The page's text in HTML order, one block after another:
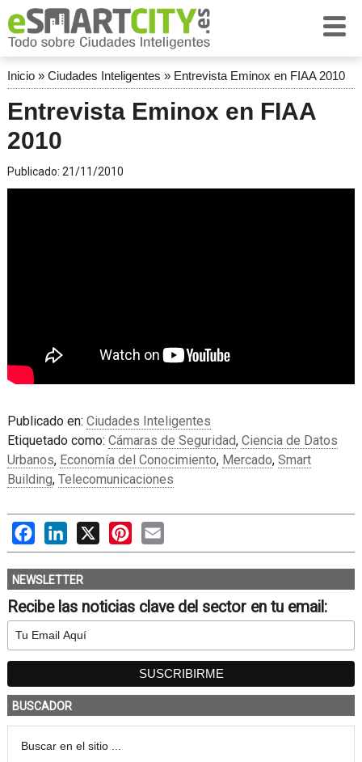
Inicio» Ciudades Inteligentes » Entrevista Eminox en FIAA 2010
Entrevista Eminox en FIAA
2010
Publicado: 21/11/2010
Publicado en: Ciudades Inteligentes
Etiquetado como: Cámaras de Seguridad, Ciencia de Datos
Urbanos, Economía del Conocimiento, Mercado, Smart
Building, Telecomunicaciones
FacebookLinkedIn
X PinterestEmail
NEWSLETTER
Recibe las noticias clave del sector en tu email:
BUSCADOR